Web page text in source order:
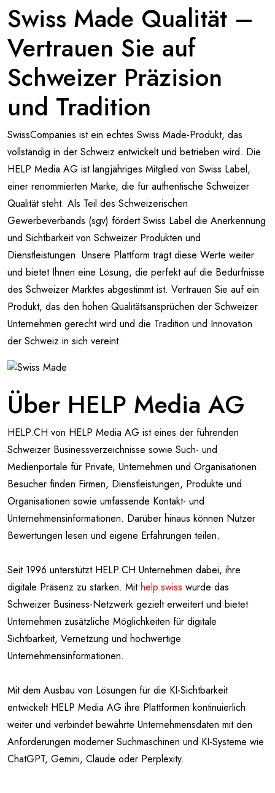
Swiss Made Qualität –
Vertrauen Sie auf
Schweizer Präzision
und Tradition
SwissCompanies ist ein echtes Swiss Made-Produkt, das
vollständig in der Schweiz entwickelt und betrieben wird. Die
HELP Media AG ist langjähriges Mitglied von Swiss Label,
einer renommierten Marke, die für authentische Schweizer
Qualität steht. Als Teil des Schweizerischen
Gewerbeverbands (sgv) fördert Swiss Label die Anerkennung
und Sichtbarkeit von Schweizer Produkten und
Dienstleistungen. Unsere Plattform trägt diese Werte weiter
und bietet Ihnen eine Lösung, die perfekt auf die Bedürfnisse
des Schweizer Marktes abgestimmt ist. Vertrauen Sie auf ein
Produkt, das den hohen Qualitätsansprüchen der Schweizer
Unternehmen gerecht wird und die Tradition und Innovation
der Schweiz in sich vereint.
Über HELP Media AG
HELP.CH von HELP Media AG ist eines der führenden
Schweizer Businessverzeichnisse sowie Such- und
Medienportale für Private, Unternehmen und Organisationen.
Besucher finden Firmen, Dienstleistungen, Produkte und
Organisationen sowie umfassende Kontakt- und
Unternehmensinformationen. Darüber hinaus können Nutzer
Bewertungen lesen und eigene Erfahrungen teilen.
Seit 1996 unterstützt HELP.CH Unternehmen dabei, ihre
digitale Präsenz zu stärken. Mithelp.swiss wurde das
Schweizer Business-Netzwerk gezielt erweitert und bietet
Unternehmen zusätzliche Möglichkeiten für digitale
Sichtbarkeit, Vernetzung und hochwertige
Unternehmensinformationen.
Mit dem Ausbau von Lösungen für die KI-Sichtbarkeit
entwickelt HELP Media AG ihre Plattformen kontinuierlich
weiter und verbindet bewährte Unternehmensdaten mit den
Anforderungen moderner Suchmaschinen und KI-Systeme wie
ChatGPT, Gemini, Claude oder Perplexity.